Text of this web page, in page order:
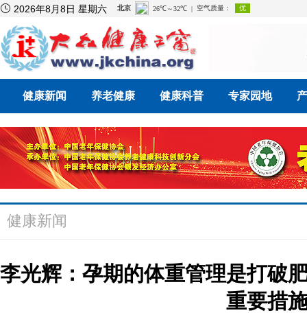
 2026年8月8日 星期六
健康新闻 养老健康 健康科普 专家园地
健康新闻
李光辉：孕期的体重管理是打破
重要措